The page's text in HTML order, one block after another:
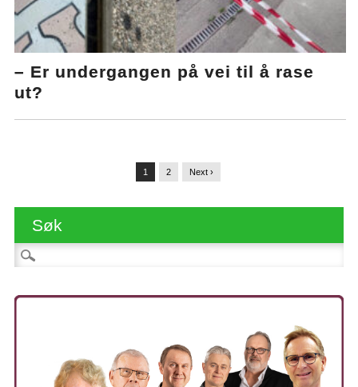
– Er undergangen på vei til å rase
ut?
1 2 Next ›
Søk
Søk etter: